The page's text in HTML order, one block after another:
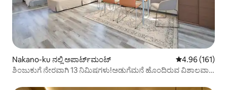
Nakano-ku ನಲ್ಲಿ ಅಪಾರ್ಟ್‌ಮಂಟ್ 5 ರಲ್ಲಿ 4.96
4.96 (161)
ಶಿಂಜುಕುಗೆ ನೇರವಾಗಿ 13 ನಿಮಿಷಗಳು!ಅಡುಗೆಮನೆ ಹೊಂದಿರುವ ವಿಶಾಲವಾದ